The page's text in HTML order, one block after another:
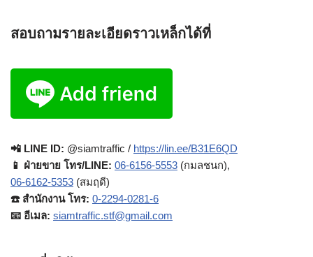
สอบถามรายละเอียดราวเหล็กได้ที่
📲 LINE ID: @siamtraffic / https://lin.ee/B31E6QD
📱 ฝ่ายขาย โทร/LINE: 06-6156-5553 (กมลชนก),
06-6162-5353 (สมฤดี)
☎️ สำนักงาน โทร: 0-2294-0281-6
📧 อีเมล: siamtraffic.stf@gmail.com